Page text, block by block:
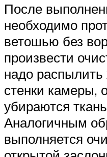
После
необходимо
ветошью без
произвести
надо распылить
стенки камеры,
убираются
Аналогичным
выполняется